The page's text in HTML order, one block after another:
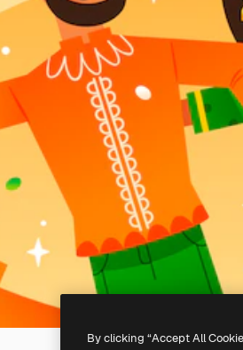
By clicking “Accept All